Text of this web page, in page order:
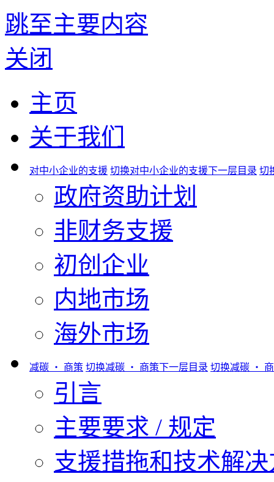
跳至主要内容
关闭
主页
关于我们
对中小企业的支援 切换对中小企业的支援下一层目录 切
政府资助计划
非财务支援
初创企业
内地市场
海外市场
减碳 ‧ 商策 切换减碳 ‧ 商策下一层目录 切换减碳 ‧
引言
主要要求 / 规定
支援措拖和技术解